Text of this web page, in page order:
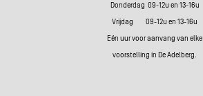
Donderdag 09-12u en 13-16u
Vrijdag 09-12u en 13-16u
Eén uur voor aanvang van elke
voorstelling in De Adelberg.